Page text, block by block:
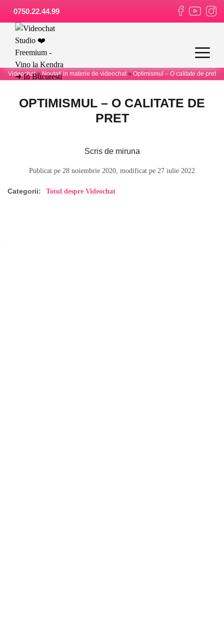
0750.22.44.99
Videochat»Noutati in materie de videochat» Optimismul – O calitate de pret
OPTIMISMUL – O CALITATE DE
PRET
Scris de miruna
Publicat pe 28 noiembrie 2020, modificat pe 27 iulie 2022
Categorii: Totul despre Videochat